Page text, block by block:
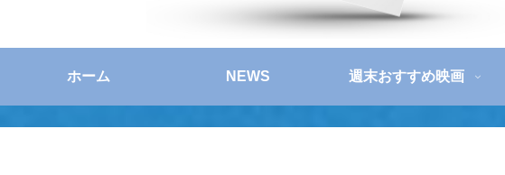
ホーム NEWS 週末おすすめ映画